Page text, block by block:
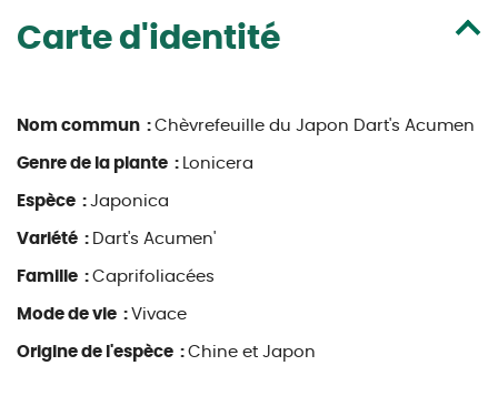
Carte d'identité
Nom commun : Chèvrefeuille du Japon Dart's Acumen
Genre de la plante : Lonicera
Espèce : Japonica
Variété : Dart's Acumen'
Famille : Caprifoliacées
Mode de vie : Vivace
Origine de l'espèce : Chine et Japon